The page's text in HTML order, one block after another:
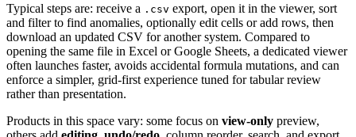
Typical steps are: receive a .csv export, open it in the viewer, sort
and filter to find anomalies, optionally edit cells or add rows, then
download an updated CSV for another system. Compared to
opening the same file in Excel or Google Sheets, a dedicated viewer
often launches faster, avoids accidental formula mutations, and can
enforce a simpler, grid-first experience tuned for tabular review
rather than presentation.
Products in this space vary: some focus on view-only preview,